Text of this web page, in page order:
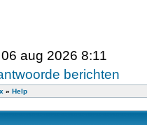
aug 2026 8:11
berichten
» Help